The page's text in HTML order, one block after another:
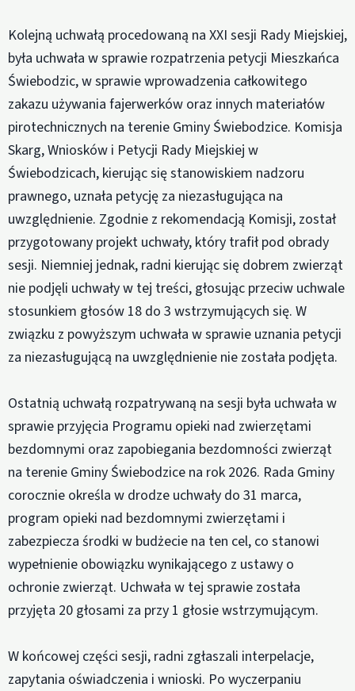
Kolejną uchwałą procedowaną na XXI sesji Rady Miejskiej,
była uchwała w sprawie rozpatrzenia petycji Mieszkańca
Świebodzic, w sprawie wprowadzenia całkowitego
zakazu używania fajerwerków oraz innych materiałów
pirotechnicznych na terenie Gminy Świebodzice. Komisja
Skarg, Wniosków i Petycji Rady Miejskiej w
Świebodzicach, kierując się stanowiskiem nadzoru
prawnego, uznała petycję za niezasługująca na
uwzględnienie. Zgodnie z rekomendacją Komisji, został
przygotowany projekt uchwały, który trafił pod obrady
sesji. Niemniej jednak, radni kierując się dobrem zwierząt
nie podjęli uchwały w tej treści, głosując przeciw uchwale
stosunkiem głosów 18 do 3 wstrzymujących się. W
związku z powyższym uchwała w sprawie uznania petycji
za niezasługującą na uwzględnienie nie została podjęta.
Ostatnią uchwałą rozpatrywaną na sesji była uchwała w
sprawie przyjęcia Programu opieki nad zwierzętami
bezdomnymi oraz zapobiegania bezdomności zwierząt
na terenie Gminy Świebodzice na rok 2026. Rada Gminy
corocznie określa w drodze uchwały do 31 marca,
program opieki nad bezdomnymi zwierzętami i
zabezpiecza środki w budżecie na ten cel, co stanowi
wypełnienie obowiązku wynikającego z ustawy o
ochronie zwierząt. Uchwała w tej sprawie została
przyjęta 20 głosami za przy 1 głosie wstrzymującym.
W końcowej części sesji, radni zgłaszali interpelacje,
zapytania oświadczenia i wnioski. Po wyczerpaniu